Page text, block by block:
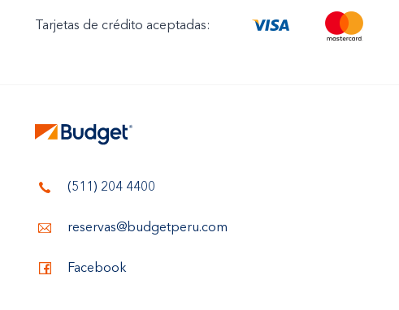
Tarjetas de crédito aceptadas:
(511) 204 4400
reservas@budgetperu.com
Facebook